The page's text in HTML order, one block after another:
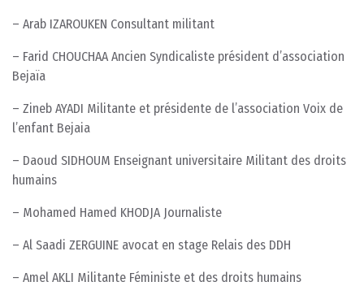
– Arab IZAROUKEN Consultant militant
– Farid CHOUCHAA Ancien Syndicaliste président d’association
Bejaïa
– Zineb AYADI Militante et présidente de l’association Voix de
l’enfant Bejaia
– Daoud SIDHOUM Enseignant universitaire Militant des droits
humains
– Mohamed Hamed KHODJA Journaliste
– Al Saadi ZERGUINE avocat en stage Relais des DDH
– Amel AKLI Militante Féministe et des droits humains